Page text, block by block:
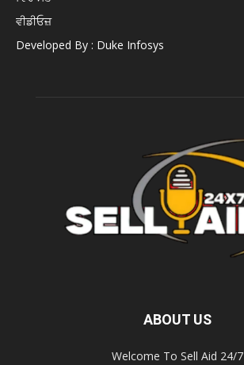
ਵੀਡੀਓਜ਼
Developed By : Duke Infosys
ABOUT US
Welcome To Sell Aid 24/7